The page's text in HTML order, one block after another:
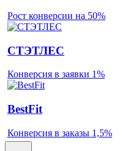
Рост конверсии на 50%
СТЭТЛЕС
Конверсия в заявки 1%
BestFit
Конверсия в заказы 1,5%